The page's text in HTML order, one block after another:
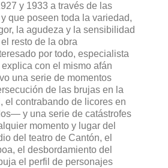
y 1933 a través de las
que poseen toda la variedad,
la agudeza y la sensibilidad
resto de la obra
por todo, especialista
con el mismo afán
una serie de momentos
de las brujas en la
el contrabando de licores en
y una serie de catástrofes
momento y lugar del
del teatro de Cantón, el
el desbordamiento del
el perfil de personajes